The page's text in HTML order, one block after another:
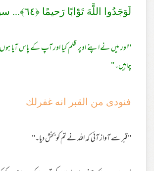
لَوَجَدُوا اللَّهَ تَوّابًا رَ‌حيمًا ﴿٦٤﴾...
"اور میں نے اپنے اوپر ظلم کیا اور آپ کے پاس آیا
چاہیں۔"
فنودى من القبر انه غفرلك
"قبر سے آواز آئی کہ اللہ نے تم کو بخش دیا۔"